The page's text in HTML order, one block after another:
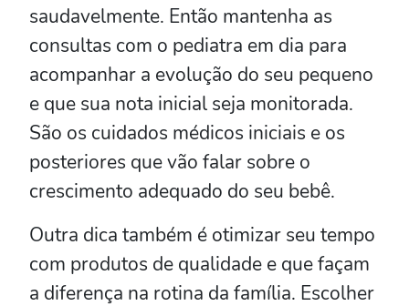
saudavelmente. Então mantenha as
consultas com o pediatra em dia para
acompanhar a evolução do seu pequeno
e que sua nota inicial seja monitorada.
São os cuidados médicos iniciais e os
posteriores que vão falar sobre o
crescimento adequado do seu bebê.
Outra dica também é otimizar seu tempo
com produtos de qualidade e que façam
a diferença na rotina da família. Escolher